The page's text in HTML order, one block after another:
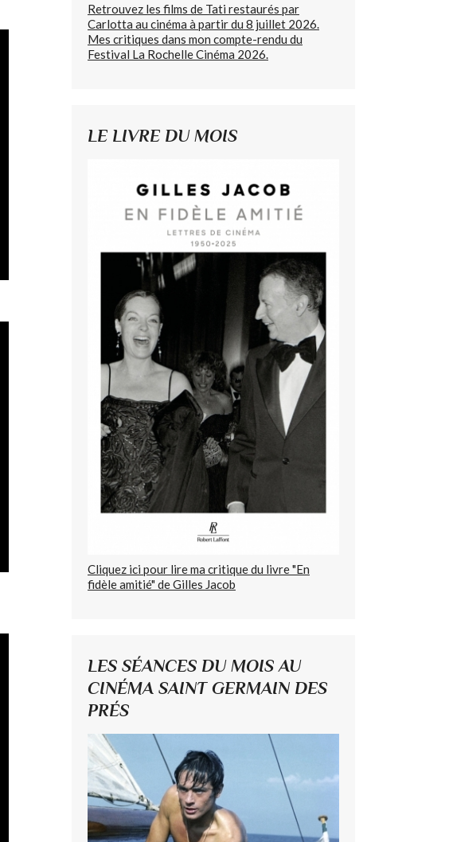
Retrouvez les films de Tati restaurés par
Carlotta au cinéma à partir du 8 juillet 2026.
Mes critiques dans mon compte-rendu du
Festival La Rochelle Cinéma 2026.
LE LIVRE DU MOIS
Cliquez ici pour lire ma critique du livre "En
fidèle amitié" de Gilles Jacob
LES SÉANCES DU MOIS AU
CINÉMA SAINT GERMAIN DES
PRÉS